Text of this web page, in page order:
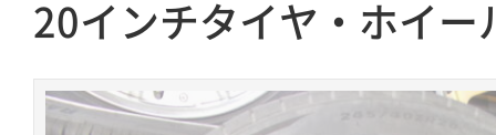
20インチタイヤ・ホイー